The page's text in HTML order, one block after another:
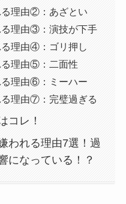
理由②：あざとい
理由③：演技が下手
理由④：ゴリ押し
理由⑤：二面性
理由⑥：ミーハー
理由⑦：完璧過ぎる
コレ！
われる理由7選！過
になっている！？